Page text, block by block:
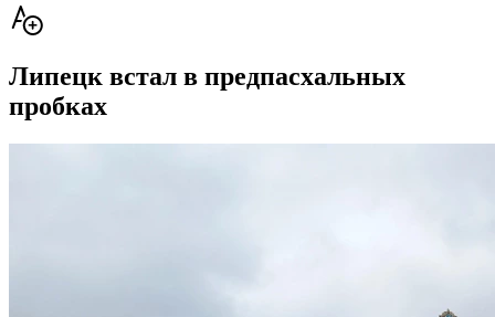
Липецк встал в предпасхальных
пробках